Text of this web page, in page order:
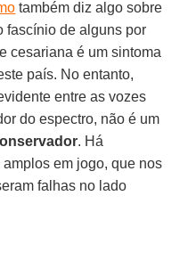
também diz algo sobre
fascínio de alguns por
cesariana é um sintoma
país. No entanto,
entre as vozes
do espectro, não é um
. Há
em jogo, que nos
falhas no lado